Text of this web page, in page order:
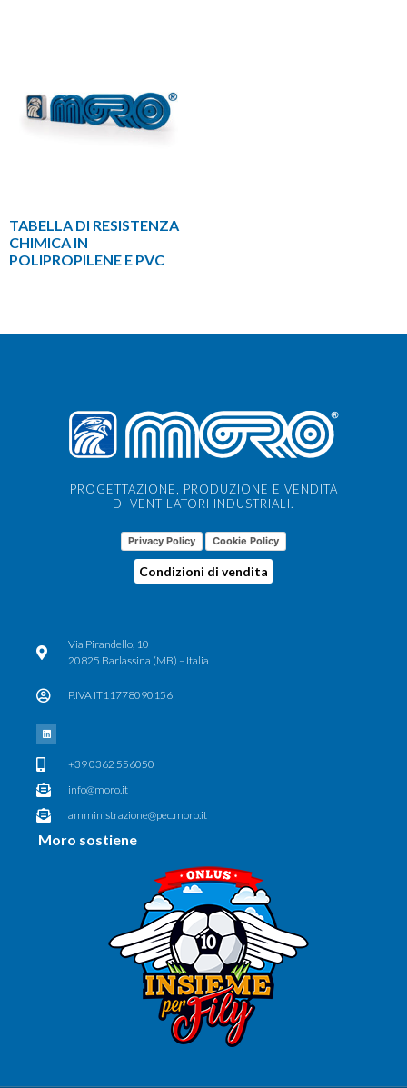
TABELLA DI RESISTENZA
CHIMICA IN
POLIPROPILENE E PVC
PROGETTAZIONE, PRODUZIONE E VENDITA
DI VENTILATORI INDUSTRIALI.
Privacy Policy Cookie Policy
Condizioni di vendita
Via Pirandello, 10
20825 Barlassina (MB) – Italia
P.IVA IT11778090156
+39 0362 556050
info@moro.it
amministrazione@pec.moro.it
Moro sostiene